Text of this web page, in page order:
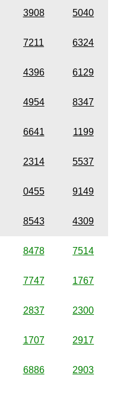
3908 5040
7211 6324
4396 6129
4954 8347
6641 1199
2314 5537
0455 9149
8543 4309
8478 7514
7747 1767
2837 2300
1707 2917
6886 2903